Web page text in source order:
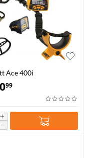
Ace 400i
99
+
−